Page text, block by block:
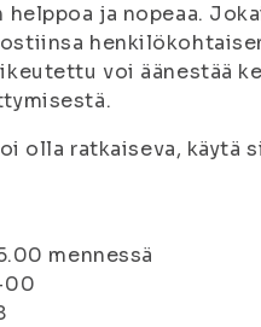
ja nopeaa.
voi äänestää
olla ratkaiseva, käytä
mennessä